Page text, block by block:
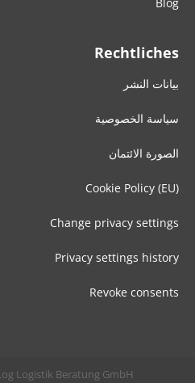
Rechtliches
بيانات النشر
سياسة الخصوصية
الصورة الائتمان
Cookie Policy (EU)
Change privacy settings
Privacy settings history
Revoke consents
Logistik Beratung GmbH